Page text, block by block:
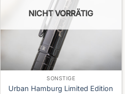
NICHT VORRÄTIG
SONSTIGE
Urban Hamburg Limited Edition